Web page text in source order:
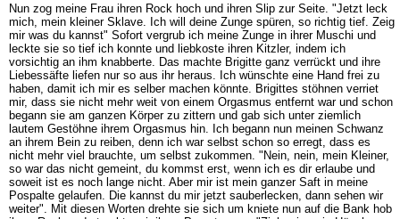
Nun zog meine Frau ihren Rock hoch und ihren Slip zur Seite. "Jetzt leck
mich, mein kleiner Sklave. Ich will deine Zunge spüren, so richtig tief. Zeig
mir was du kannst" Sofort vergrub ich meine Zunge in ihrer Muschi und
leckte sie so tief ich konnte und liebkoste ihren Kitzler, indem ich
vorsichtig an ihm knabberte. Das machte Brigitte ganz verrückt und ihre
Liebessäfte liefen nur so aus ihr heraus. Ich wünschte eine Hand frei zu
haben, damit ich mir es selber machen könnte. Brigittes stöhnen verriet
mir, dass sie nicht mehr weit von einem Orgasmus entfernt war und schon
begann sie am ganzen Körper zu zittern und gab sich unter ziemlich
lautem Gestöhne ihrem Orgasmus hin. Ich begann nun meinen Schwanz
an ihrem Bein zu reiben, denn ich war selbst schon so erregt, dass es
nicht mehr viel brauchte, um selbst zukommen. "Nein, nein, mein Kleiner,
so war das nicht gemeint, du kommst erst, wenn ich es dir erlaube und
soweit ist es noch lange nicht. Aber mir ist mein ganzer Saft in meine
Pospalte gelaufen. Die kannst du mir jetzt sauberlecken, dann sehen wir
weiter". Mit diesen Worten drehte sie sich um kniete nun auf die Bank hob